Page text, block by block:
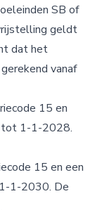
SB of
geldt
dat het
vanaf
15 en
tot 1-1-2028.
15 en een
1-2030. De